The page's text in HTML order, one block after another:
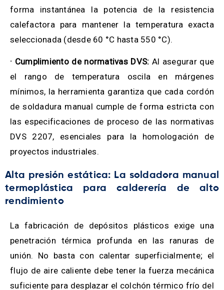
forma instantánea la potencia de la resistencia
calefactora para mantener la temperatura exacta
seleccionada (desde 60 °C hasta 550 °C).
· Cumplimiento de normativas DVS: Al asegurar que
el rango de temperatura oscila en márgenes
mínimos, la herramienta garantiza que cada cordón
de soldadura manual cumple de forma estricta con
las especificaciones de proceso de las normativas
DVS 2207, esenciales para la homologación de
proyectos industriales.
Alta presión estática: La soldadora manual
termoplástica para calderería de alto
rendimiento
La fabricación de depósitos plásticos exige una
penetración térmica profunda en las ranuras de
unión. No basta con calentar superficialmente; el
flujo de aire caliente debe tener la fuerza mecánica
suficiente para desplazar el colchón térmico frío del